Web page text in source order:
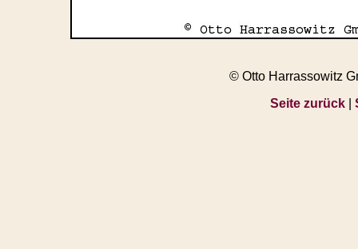
© Otto Harrassowitz
Seite zurück|